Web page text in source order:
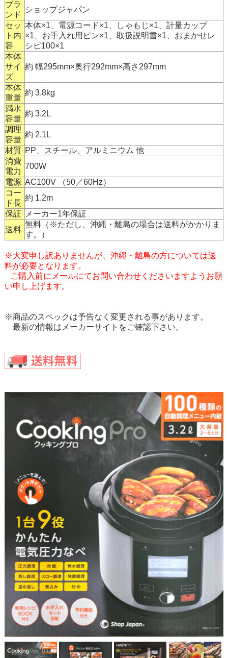
ブラ
ンド
ショップジャパン
セッ
ト内
容
本体×1、電源コード×1、しゃもじ×1、計量カップ
×1、お手入れ用ピン×1、取扱説明書×1、おまかせレ
シピ100×1
本体
サイ
ズ
約 幅295mm×奥行292mm×高さ297mm
本体
重量
約 3.8kg
満水
容量
約 3.2L
調理
容量
約 2.1L
材質 PP、スチール、アルミニウム 他
消費
電力
700W
電源 AC100V （50／60Hz）
コー
ド長
約 1.2m
保証
メーカー1年保証
送料
無料（※ただし、沖縄・離島の場合は送料がかかりま
す。）
※大変申し訳ありませんが、沖縄・離島の方については送
料が必要となります。
ご購入前にメールにてお問い合わせくださいますようお願
い申し上げます。
※商品のスペックは予告なく変更される事があります。
最新の情報はメーカーサイトをご確認下さい。